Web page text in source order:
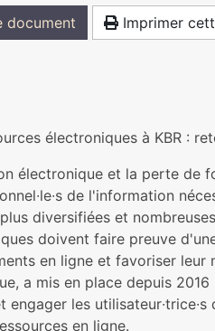
document Imprimer
électroniques à KBR :
électronique et la perte de
de l'information
diversifiées et
doivent faire preuve
en ligne et favoriser leur
a mis en place depuis
les
en ligne.